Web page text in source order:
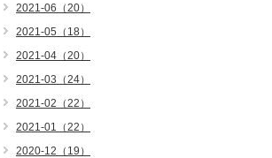
2021-06（20）
2021-05（18）
2021-04（20）
2021-03（24）
2021-02（22）
2021-01（22）
2020-12（19）